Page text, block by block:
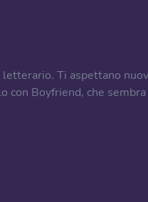
Ti aspettano
con Boyfriend, che sembra